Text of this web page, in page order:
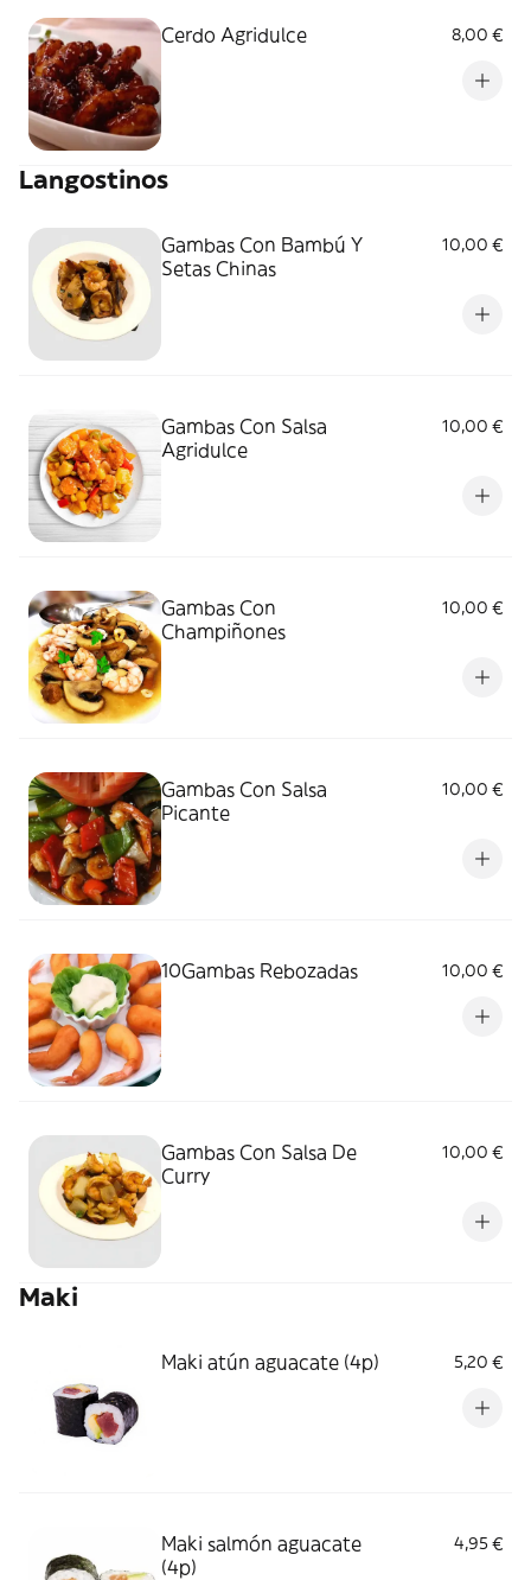
Cerdo Agridulce 8,00 €
Langostinos
Gambas Con Bambú Y
Setas Chinas
10,00 €
Gambas Con Salsa
Agridulce
10,00 €
Gambas Con
Champiñones
10,00 €
Gambas Con Salsa
Picante
10,00 €
10Gambas Rebozadas 10,00 €
Gambas Con Salsa De
Curry
10,00 €
Maki
Maki atún aguacate (4p) 5,20 €
Maki salmón aguacate
(4p)
4,95 €